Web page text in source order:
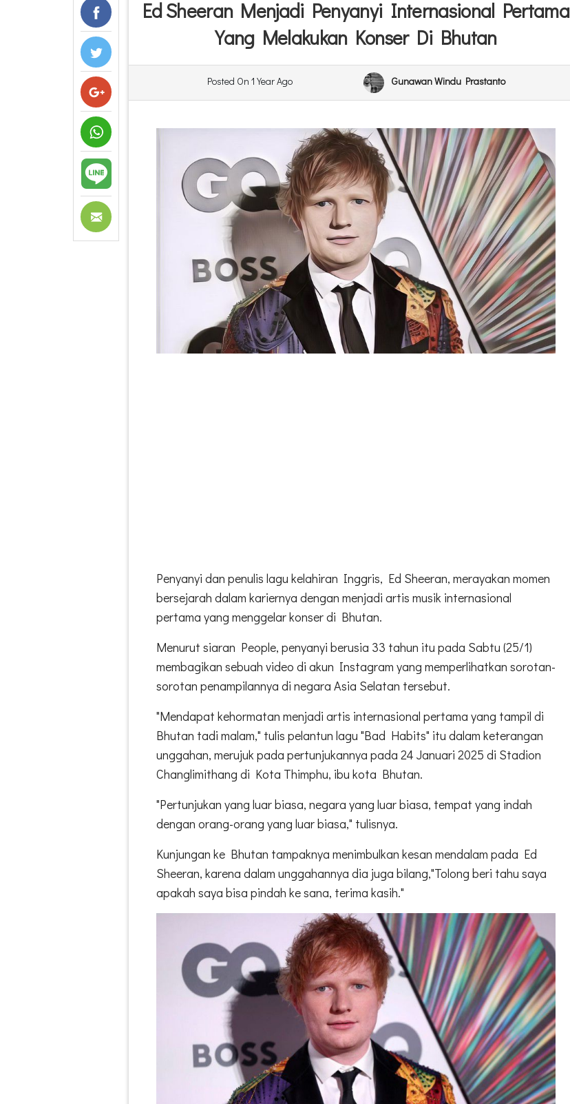
Ed Sheeran Menjadi Penyanyi Internasional Pertama
Yang Melakukan Konser Di Bhutan
Posted On 1 Year Ago Gunawan Windu Prastanto
Penyanyi dan penulis lagu kelahiran Inggris, Ed Sheeran, merayakan momen
bersejarah dalam kariernya dengan menjadi artis musik internasional
pertama yang menggelar konser di Bhutan.
Menurut siaran People, penyanyi berusia 33 tahun itu pada Sabtu (25/1)
membagikan sebuah video di akun Instagram yang memperlihatkan sorotan-
sorotan penampilannya di negara Asia Selatan tersebut.
"Mendapat kehormatan menjadi artis internasional pertama yang tampil di
Bhutan tadi malam," tulis pelantun lagu "Bad Habits" itu dalam keterangan
unggahan, merujuk pada pertunjukannya pada 24 Januari 2025 di Stadion
Changlimithang di Kota Thimphu, ibu kota Bhutan.
"Pertunjukan yang luar biasa, negara yang luar biasa, tempat yang indah
dengan orang-orang yang luar biasa," tulisnya.
Kunjungan ke Bhutan tampaknya menimbulkan kesan mendalam pada Ed
Sheeran, karena dalam unggahannya dia juga bilang,"Tolong beri tahu saya
apakah saya bisa pindah ke sana, terima kasih."